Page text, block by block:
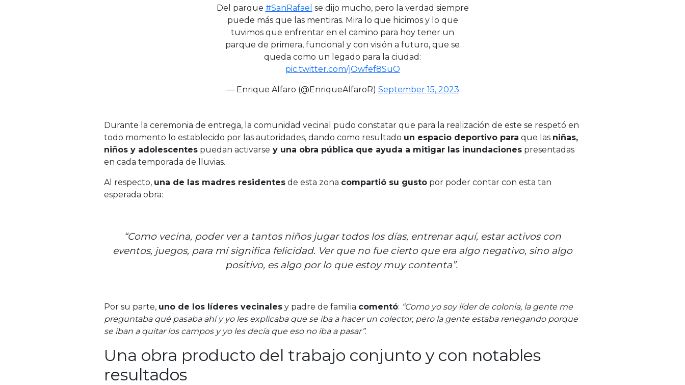
Del parque #SanRafael se dijo mucho, pero la verdad siempre
puede más que las mentiras. Mira lo que hicimos y lo que
tuvimos que enfrentar en el camino para hoy tener un
parque de primera, funcional y con visión a futuro, que se
queda como un legado para la ciudad:
pic.twitter.com/jOwfef8SuO
— Enrique Alfaro (@EnriqueAlfaroR) September 15, 2023
Durante la ceremonia de entrega, la comunidad vecinal pudo constatar que para la realización de este se respetó en
todo momento lo establecido por las autoridades, dando como resultado un espacio deportivo para que las niñas,
niños y adolescentes puedan activarse y una obra pública que ayuda a mitigar las inundaciones presentadas
en cada temporada de lluvias.
Al respecto, una de las madres residentes de esta zona compartió su gusto por poder contar con esta tan
esperada obra:
“Como vecina, poder ver a tantos niños jugar todos los días, entrenar aquí, estar activos con
eventos, juegos, para mí significa felicidad. Ver que no fue cierto que era algo negativo, sino algo
positivo,es algo por lo que estoy muy contenta”.
Por su parte, uno de los líderes vecinales y padre de familia comentó: “Como yo soy líder de colonia, la gente me
preguntaba qué pasaba ahí y yo les explicaba que se iba a hacer un colector, pero la gente estaba renegando porque
se iban a quitar los campos y yo les decía que eso no iba a pasar”.
Una obra producto del trabajo conjunto y con notables
resultados